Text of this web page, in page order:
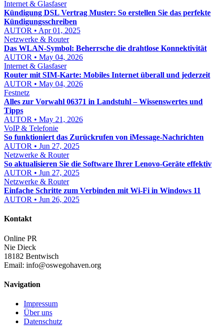
Internet & Glasfaser
Kündigung DSL Vertrag Muster: So erstellen Sie das perfekte
Kündigungsschreiben
AUTOR • Apr 01, 2025
Netzwerke & Router
Das WLAN-Symbol: Beherrsche die drahtlose Konnektivität
AUTOR • May 04, 2026
Internet & Glasfaser
Router mit SIM-Karte: Mobiles Internet überall und jederzeit
AUTOR • May 04, 2026
Festnetz
Alles zur Vorwahl 06371 in Landstuhl – Wissenswertes und
Tipps
AUTOR • May 21, 2026
VoIP & Telefonie
So funktioniert das Zurückrufen von iMessage-Nachrichten
AUTOR • Jun 27, 2025
Netzwerke & Router
So aktualisieren Sie die Software Ihrer Lenovo-Geräte effektiv
AUTOR • Jun 27, 2025
Netzwerke & Router
Einfache Schritte zum Verbinden mit Wi-Fi in Windows 11
AUTOR • Jun 26, 2025
Kontakt
Online PR
Nie Dieck
18182 Bentwisch
Email: info@oswegohaven.org
Navigation
Impressum
Über uns
Datenschutz